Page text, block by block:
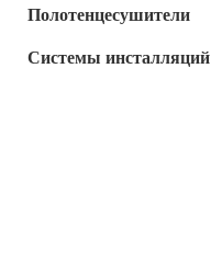
Полотенцесушители
Системы инсталляций